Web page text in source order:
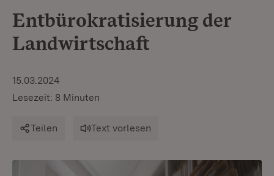
Entbürokratisierung der
Landwirtschaft
15.03.2024
Lesezeit: 8 Minuten
Teilen Text vorlesen